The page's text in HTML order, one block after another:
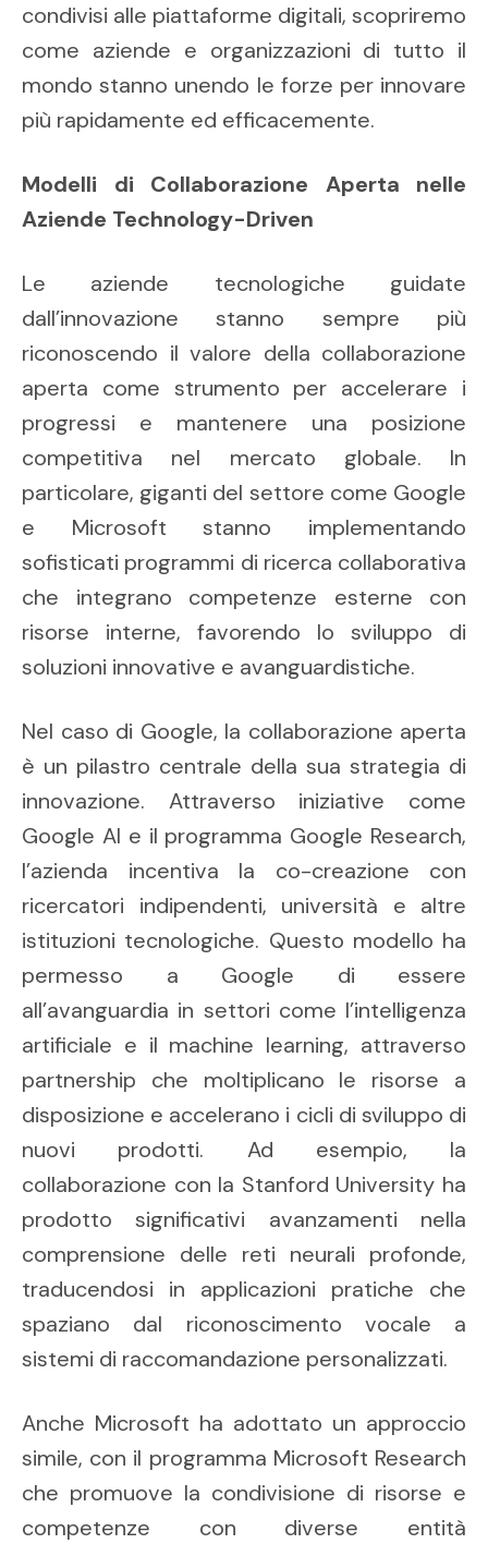
condivisi alle piattaforme digitali, scopriremo
come aziende e organizzazioni di tutto il
mondo stanno unendo le forze per innovare
più rapidamente ed efficacemente.
Modelli di Collaborazione Aperta nelle
Aziende Technology-Driven
Le aziende tecnologiche guidate
dall’innovazione stanno sempre più
riconoscendo il valore della collaborazione
aperta come strumento per accelerare i
progressi e mantenere una posizione
competitiva nel mercato globale. In
particolare, giganti del settore come Google
e Microsoft stanno implementando
sofisticati programmi di ricerca collaborativa
che integrano competenze esterne con
risorse interne, favorendo lo sviluppo di
soluzioni innovative e avanguardistiche.
Nel caso di Google, la collaborazione aperta
è un pilastro centrale della sua strategia di
innovazione. Attraverso iniziative come
Google AI e il programma Google Research,
l’azienda incentiva la co-creazione con
ricercatori indipendenti, università e altre
istituzioni tecnologiche. Questo modello ha
permesso a Google di essere
all’avanguardia in settori come l’intelligenza
artificiale e il machine learning, attraverso
partnership che moltiplicano le risorse a
disposizione e accelerano i cicli di sviluppo di
nuovi prodotti. Ad esempio, la
collaborazione con la Stanford University ha
prodotto significativi avanzamenti nella
comprensione delle reti neurali profonde,
traducendosi in applicazioni pratiche che
spaziano dal riconoscimento vocale a
sistemi di raccomandazione personalizzati.
Anche Microsoft ha adottato un approccio
simile, con il programma Microsoft Research
che promuove la condivisione di risorse e
competenze con diverse entità